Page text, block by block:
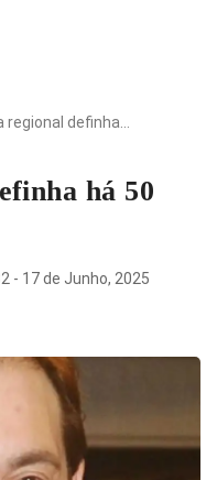
regional definha…
há 50
- 17 de Junho, 2025